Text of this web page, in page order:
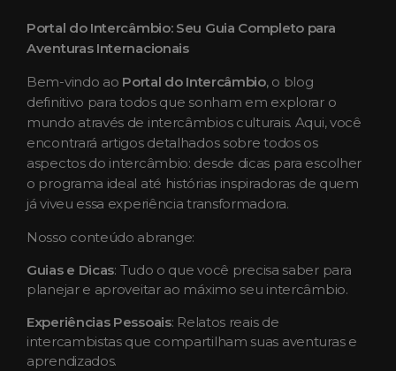
Portal do Intercâmbio: Seu Guia Completo para
Aventuras Internacionais
Bem-vindo ao Portal do Intercâmbio, o blog
definitivo para todos que sonham em explorar o
mundo através de intercâmbios culturais. Aqui, você
encontrará artigos detalhados sobre todos os
aspectos do intercâmbio: desde dicas para escolher
o programa ideal até histórias inspiradoras de quem
já viveu essa experiência transformadora.
Nosso conteúdo abrange:
Guias e Dicas: Tudo o que você precisa saber para
planejar e aproveitar ao máximo seu intercâmbio.
Experiências Pessoais: Relatos reais de
intercambistas que compartilham suas aventuras e
aprendizados.